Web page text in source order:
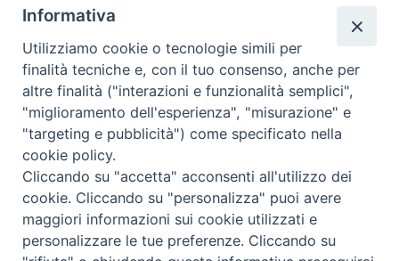
DIOCESI SUBURBICARIA DI ALBANO
Contatti:Tel.: 06.93268401 - Fax.: 06.9323844
E-mail:curia@diocesidialbano.it
Orari: dal Lunedì al Venerdì Ore: 9:00 - 13:00
Lunedì, Mercoledì e Venerdì, Ore 9:30 - 12:30
Informativa
Utilizziamo cookie o tecnologie simili per
finalità tecniche e, con il tuo consenso, anche per
altre finalità ("interazioni e funzionalità semplici",
"miglioramento dell'esperienza", "misurazione" e
"targeting e pubblicità") come specificato nella
cookie policy.
Cliccando su "accetta" acconsenti all'utilizzo dei
cookie. Cliccando su "personalizza" puoi avere
maggiori informazioni sui cookie utilizzati e
personalizzare le tue preferenze. Cliccando su